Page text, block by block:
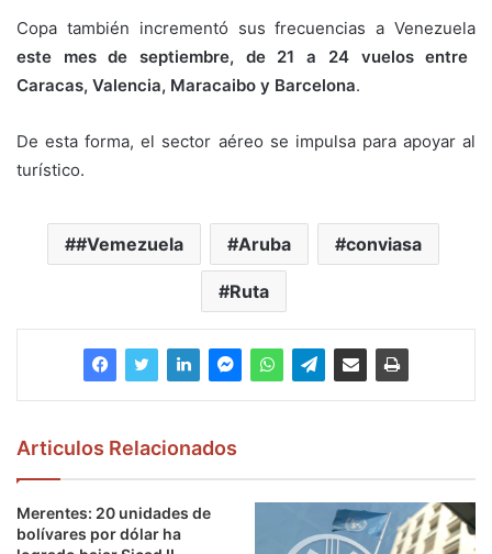
Copa también incrementó sus frecuencias a Venezuela
este mes de septiembre, de 21 a 24 vuelos entre
Caracas, Valencia, Maracaibo y Barcelona.
De esta forma, el sector aéreo se impulsa para apoyar al
turístico.
#Vemezuela Aruba conviasa
Ruta
Articulos Relacionados
Merentes: 20 unidades de
bolívares por dólar ha